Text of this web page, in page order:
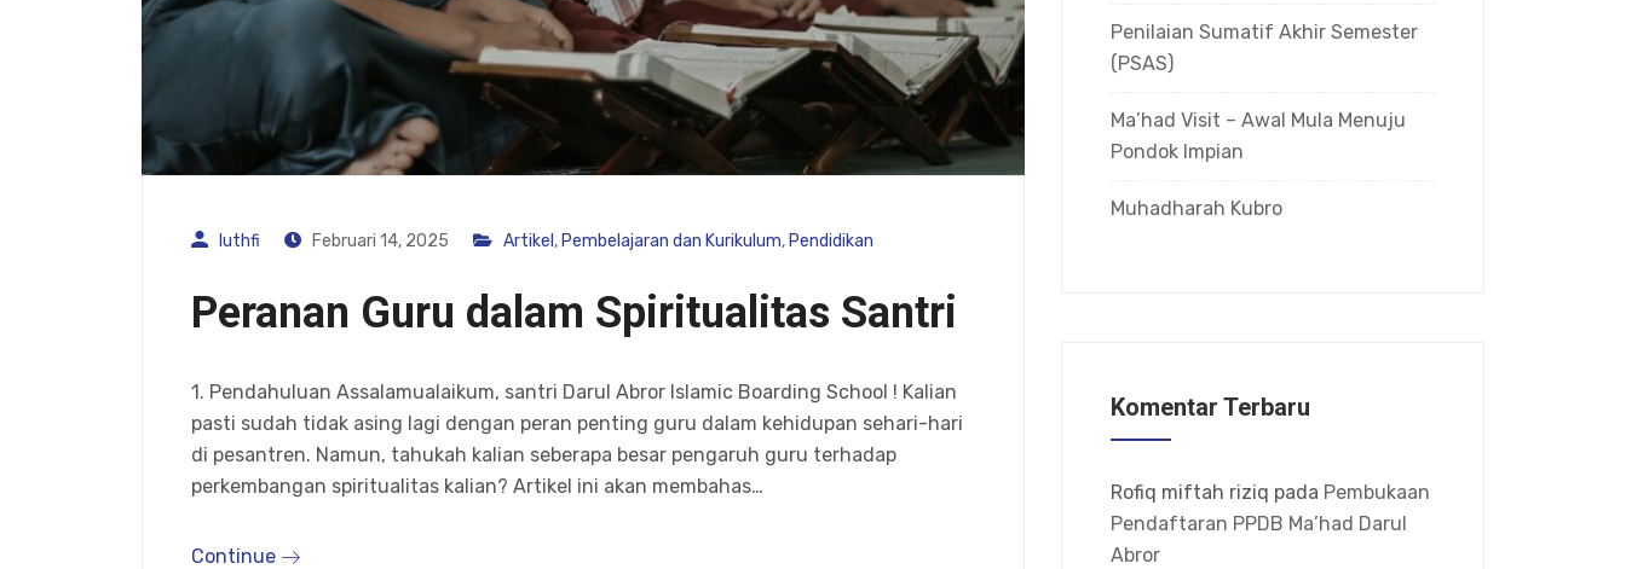
luthfi Februari 14, 2025 Artikel , Pembelajaran dan Kurikulum, Pendidikan
Peranan Guru dalam Spiritualitas Santri
1. Pendahuluan Assalamualaikum, santri Darul Abror Islamic Boarding School ! Kalian
pasti sudah tidak asing lagi dengan peran penting guru dalam kehidupan sehari-hari
di pesantren. Namun, tahukah kalian seberapa besar pengaruh guru terhadap
perkembangan spiritualitas kalian? Artikel ini akan membahas…
Continue
Penilaian Sumatif Akhir Semester
(PSAS)
Ma’had Visit – Awal Mula Menuju
Pondok Impian
Muhadharah Kubro
Komentar Terbaru
Rofiq miftah riziq pada Pembukaan
Pendaftaran PPDB Ma’had Darul
Abror